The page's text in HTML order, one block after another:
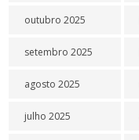
outubro 2025
setembro 2025
agosto 2025
julho 2025